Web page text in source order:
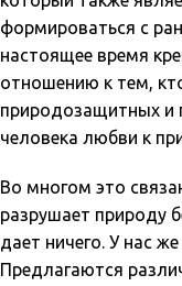
формироваться с
настоящее время
отношению к тем,
природозащитных и
человека любви к
Во многом это
разрушает природу
дает ничего. У нас
Предлагаются